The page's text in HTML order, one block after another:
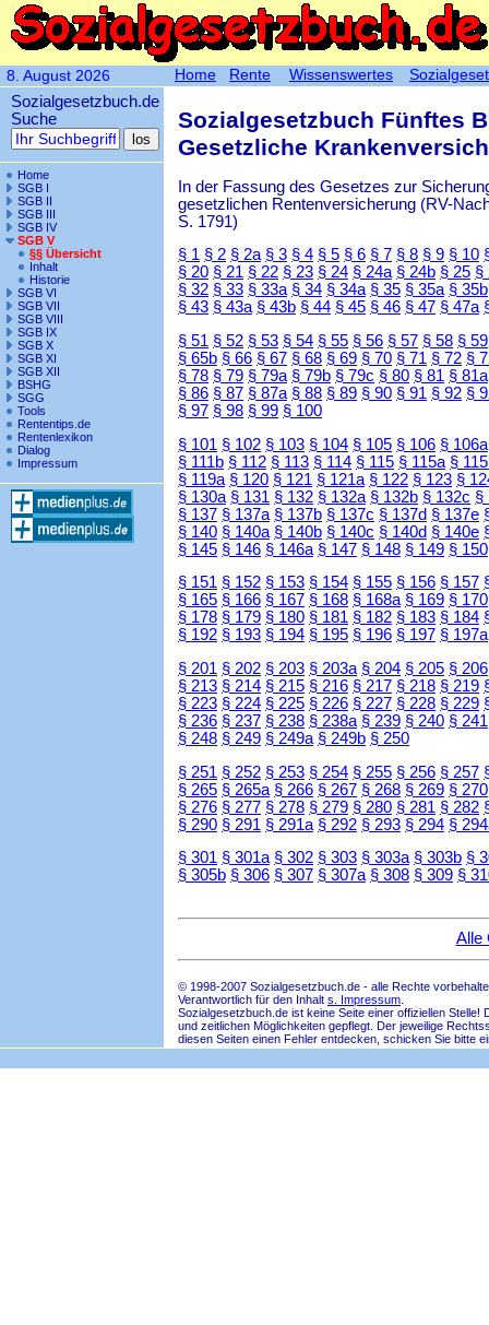
8. August 2026
Sozialgesetzbuch.de
Suche
Home
SGB I
SGB II
SGB III
SGB IV
SGB V
§§ Übersicht
Inhalt
Historie
SGB VI
SGB VII
SGB VIII
SGB IX
SGB X
SGB XI
SGB XII
BSHG
SGG
Tools
Rententips.de
Rentenlexikon
Dialog
Impressum
Sozialgesetzbuch Fünftes
Gesetzliche
In der Fassung des Gesetzes zur
gesetzlichen Rentenversicherung (RV-
S. 1791)
§ 1 § 2 § 2a § 3 § 4 § 5 § 6 § 7 § 8 § 9 § 10
§ 20 § 21 § 22 § 23 § 24 § 24a § 24b § 25 §
§ 32 § 33 § 33a § 34 § 34a § 35 § 35a § 35b
§ 43 § 43a § 43b § 44 § 45 § 46 § 47 § 47a
§ 51 § 52 § 53 § 54 § 55 § 56 § 57 § 58 § 59
§ 65b § 66 § 67 § 68 § 69 § 70 § 71 § 72 §
§ 78 § 79 § 79a § 79b § 79c § 80 § 81 § 81a
§ 86 § 87 § 87a § 88 § 89 § 90 § 91 § 92 §
§ 97 § 98 § 99 § 100
§ 101 § 102 § 103 § 104 § 105 § 106 § 106a
§ 111b § 112 § 113 § 114 § 115 § 115a §
§ 119a § 120 § 121 § 121a § 122 § 123 §
§ 130a § 131 § 132 § 132a § 132b § 132c §
§ 137 § 137a § 137b § 137c § 137d § 137e
§ 140 § 140a § 140b § 140c § 140d § 140e
§ 145 § 146 § 146a § 147 § 148 § 149 § 150
§ 151 § 152 § 153 § 154 § 155 § 156 § 157
§ 165 § 166 § 167 § 168 § 168a § 169 § 170
§ 178 § 179 § 180 § 181 § 182 § 183 § 184
§ 192 § 193 § 194 § 195 § 196 § 197 § 197a
§ 201 § 202 § 203 § 203a § 204 § 205 § 206
§ 213 § 214 § 215 § 216 § 217 § 218 § 219
§ 223 § 224 § 225 § 226 § 227 § 228 § 229
§ 236 § 237 § 238 § 238a § 239 § 240 § 241
§ 248 § 249 § 249a § 249b § 250
§ 251 § 252 § 253 § 254 § 255 § 256 § 257
§ 265 § 265a § 266 § 267 § 268 § 269 § 270
§ 276 § 277 § 278 § 279 § 280 § 281 § 282
§ 290 § 291 § 291a § 292 § 293 § 294 §
§ 301 § 301a § 302 § 303 § 303a § 303b §
§ 305b § 306 § 307 § 307a § 308 § 309 §
Alle
© 1998-2007 Sozialgesetzbuch.de - alle Rechte
Verantwortlich für den Inhalt s. Impressum
Sozialgesetzbuch.de ist keine Seite einer offiziellen
und zeitlichen Möglichkeiten gepflegt. Der jeweilige
diesen Seiten einen Fehler entdecken, schicken Sie bitte
Home Rente Wissenswertes